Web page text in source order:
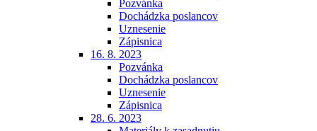
Pozvánka
Dochádzka poslancov
Uznesenie
Zápisnica
16. 8. 2023
Pozvánka
Dochádzka poslancov
Uznesenie
Zápisnica
28. 6. 2023